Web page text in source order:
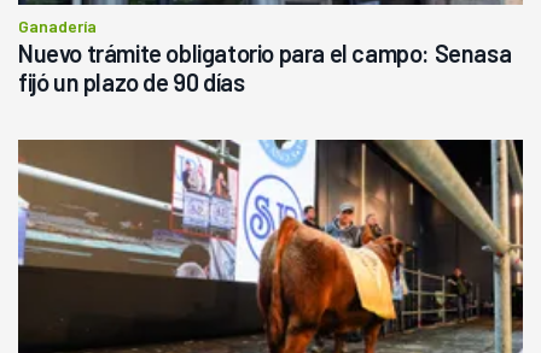
Ganadería
Nuevo trámite obligatorio para el campo: Senasa
fijó un plazo de 90 días